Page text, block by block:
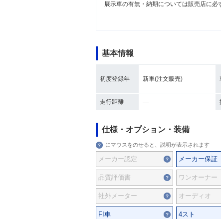
展示車の有無・納期については販売店に必
基本情報
初度登録年 新車(注文販売)
走行距離 ―
仕様・オプション・装備
にマウスをのせると、説明が表示されます
メーカー認定 メーカー保証
品質評価書 ワンオーナー
社外メーター オーディオ
FI車 4スト